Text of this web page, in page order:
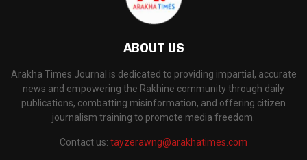
ABOUT US
Arakha Times Journal is dedicated to providing impartial, accurate
news and empowering the Rakhine community through daily
publications, combatting misinformation, and offering citizen
journalism training to promote media freedom.
Contact us: tayzerawng@arakhatimes.com